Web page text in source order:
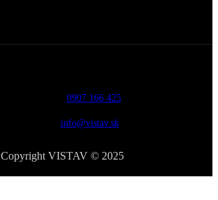
0907 166 425
info@vistav.sk
Copyright VISTAV © 2025